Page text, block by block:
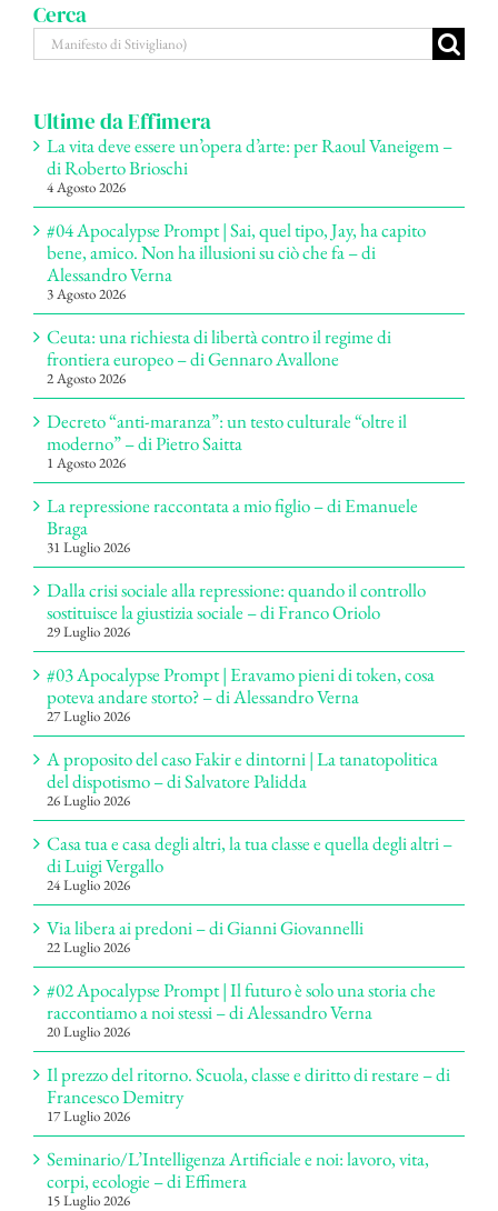
Cerca
Cerca
per:
Ultime da Effimera
La vita deve essere un’opera d’arte: per Raoul Vaneigem –
di Roberto Brioschi
4 Agosto 2026
#04 Apocalypse Prompt | Sai, quel tipo, Jay, ha capito
bene, amico. Non ha illusioni su ciò che fa – di
Alessandro Verna
3 Agosto 2026
Ceuta: una richiesta di libertà contro il regime di
frontiera europeo – di Gennaro Avallone
2 Agosto 2026
Decreto “anti-maranza”: un testo culturale “oltre il
moderno” – di Pietro Saitta
1 Agosto 2026
La repressione raccontata a mio figlio – di Emanuele
Braga
31 Luglio 2026
Dalla crisi sociale alla repressione: quando il controllo
sostituisce la giustizia sociale – di Franco Oriolo
29 Luglio 2026
#03 Apocalypse Prompt | Eravamo pieni di token, cosa
poteva andare storto? – di Alessandro Verna
27 Luglio 2026
A proposito del caso Fakir e dintorni | La tanatopolitica
del dispotismo – di Salvatore Palidda
26 Luglio 2026
Casa tua e casa degli altri, la tua classe e quella degli altri –
di Luigi Vergallo
24 Luglio 2026
Via libera ai predoni – di Gianni Giovannelli
22 Luglio 2026
#02 Apocalypse Prompt | Il futuro è solo una storia che
raccontiamo a noi stessi – di Alessandro Verna
20 Luglio 2026
Il prezzo del ritorno. Scuola, classe e diritto di restare – di
Francesco Demitry
17 Luglio 2026
Seminario/L’Intelligenza Artificiale e noi: lavoro, vita,
corpi, ecologie – di Effimera
15 Luglio 2026